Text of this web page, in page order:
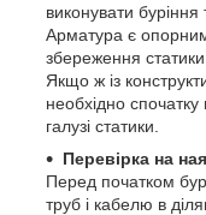
виконувати буріння
Арматура є
збереження
Якщо ж із
необхідно
галузі статики.
Перевірка на
Перед початком
труб і кабелю в